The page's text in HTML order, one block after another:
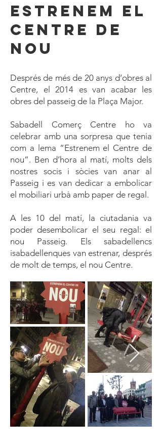
Estrenem el
Centre de
nou
Després de més de 20 anys d’obres al
Centre, el 2014 es van acabar les
obres del passeig de la Plaça Major.
Sabadell Comerç Centre ho va
celebrar amb una sorpresa que tenia
com a lema “Estrenem el Centre de
nou”. Ben d’hora al matí, molts dels
nostres socis i sòcies van anar al
Passeig i es van dedicar a embolicar
el mobiliari urbà amb paper de regal.
A les 10 del matí, la ciutadania va
poder desembolicar el seu regal: el
nou Passeig. Els sabadellencs
isabadellenques van estrenar, després
de molt de temps, el nou Centre.